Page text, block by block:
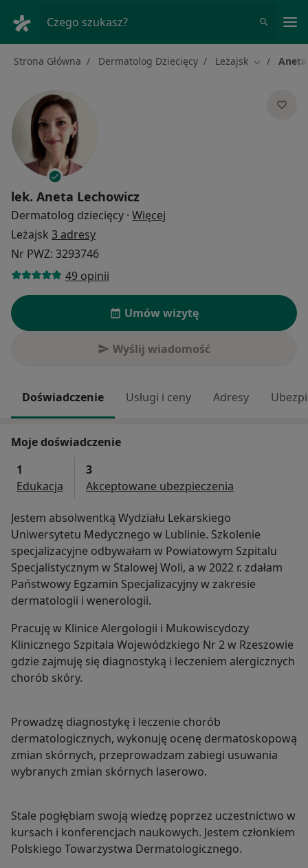
Czego szukasz?
Strona Główna Dermatolog Dziecięcy Leżajsk Zmień
lek. Aneta Lechowicz
Dermatolog dziecięcy · Więcej
Leżajsk 3 adresy
Nr PWZ: 3293746
49 opinii
Umów wizytę
Wyślij wiadomość
Doświadczenie Usługi i ceny Adresy
Moje doświadczenie
1
Edukacja
3
Akceptowane ubezpieczenia
Jestem absolwentką Wydziału Lekarskiego
Uniwersytetu Medycznego w Lublinie. Szkolenie
specjalizacyjne odbywałam w Powiatowym Szpitalu
Specjalistycznym w Stalowej Woli, a w 2022 r. zdałam
Państwowy Egzamin Specjalizacyjny w zakresie
dermatologii i wenerologii.
Pracuję w Klinice Alergologii i Mukowiscydozy
Klinicznego Szpitala Wojewódzkiego Nr 2 w Rzeszowie
gdzie zajmuję się diagnostyką i leczeniem alergicznych
chorób skóry.
Prowadzę diagnostykę i leczenie chorób
dermatologicznych, wykonuję ocenę dermatoskopową
zmian skórnych, przeprowadzam zabiegi usuwania
wybranych zmian skórnych laserowo.
Stale pogłębiam swoją wiedzę poprzez uczestnictwo w
kursach i konferencjach naukowych. Jestem członkiem
Polskiego Towarzystwa Dermatologicznego.